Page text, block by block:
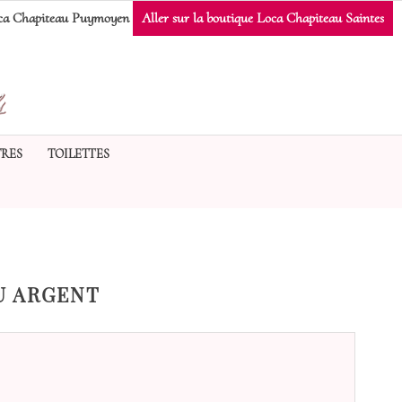
Chapiteau Puymoyen Aller sur la boutique Loca Chapiteau Saintes
TOILETTES
ARGENT